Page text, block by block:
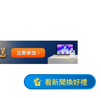
看新聞換好禮